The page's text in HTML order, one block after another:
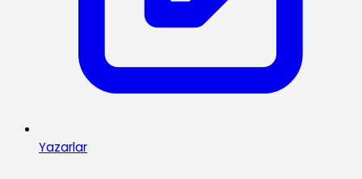
Yazarlar